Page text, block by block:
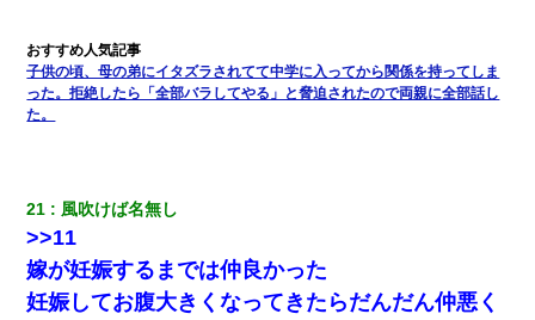
ミスした新人(♀)に冗談で「行為させてくれたら許してあげる」っ
て言ったら・・・
彼氏の家に泊まる事になり、ゲームで盛り上がってさぁ寝よう！
と電気を消すとミシッって音が…彼「ちょっと待ってて」→勢い
よくドアを開けるとなんと…
子供の頃、母の弟にイタズラされてて中学に入ってから関係を持ってしま
った。拒絶したら「全部バラしてやる」と脅迫されたので両親に全部話し
た。
21 風吹けば名無し
>>11
嫁が妊娠するまでは仲良かった
妊娠してお腹大きくなってきたらだんだん仲悪く